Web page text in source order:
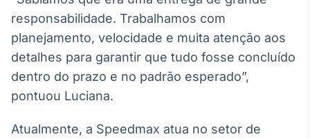
Tokenização
de ativos
Em breve
Crédito
responsabilidade. Trabalhamos com
planejamento, velocidade e muita atenção aos
detalhes para garantir que tudo fosse concluído
dentro do prazo e no padrão esperado”,
pontuou Luciana.
Atualmente, a Speedmax atua no setor de